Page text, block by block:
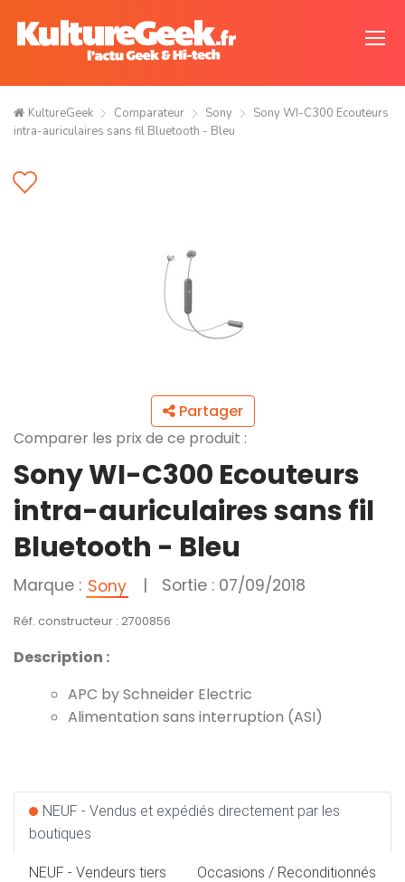
KultureGeek Comparateur Sony
Sony WI-C300 Ecouteurs
intra-auriculaires sans fil Bluetooth - Bleu
Partager
Comparer les prix de ce produit :
Sony WI-C300 Ecouteurs
intra-auriculaires sans fil
Bluetooth - Bleu
Marque : Sony | Sortie : 07/09/2018
Réf. constructeur : 2700856
Description :
APC by Schneider Electric
Alimentation sans interruption (ASI)
NEUF - Vendus et expédiés directement par les
boutiques
NEUF - Vendeurs tiers Occasions / Reconditionnés